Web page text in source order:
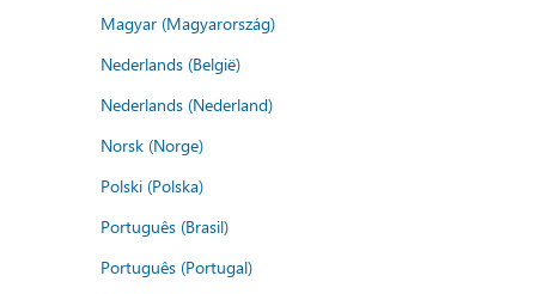
Magyar (Magyarország)
Nederlands (België)
Nederlands (Nederland)
Norsk (Norge)
Polski (Polska)
Português (Brasil)
Português (Portugal)